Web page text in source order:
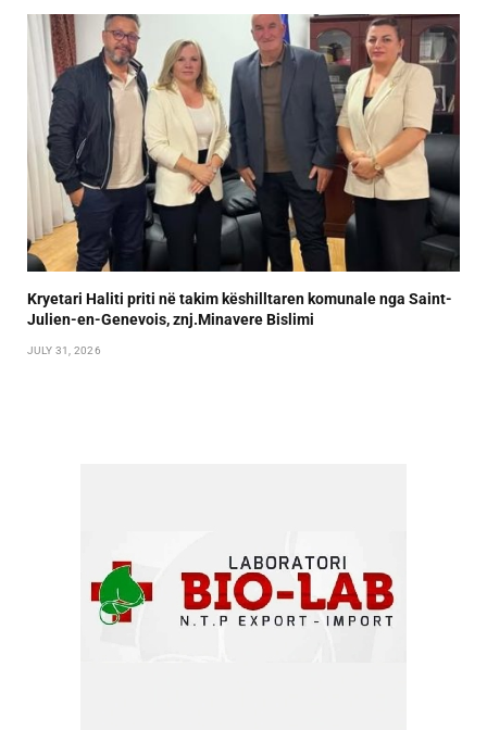
Kryetari Haliti priti në takim këshilltaren komunale nga Saint-
Julien-en-Genevois, znj.Minavere Bislimi
JULY 31, 2026